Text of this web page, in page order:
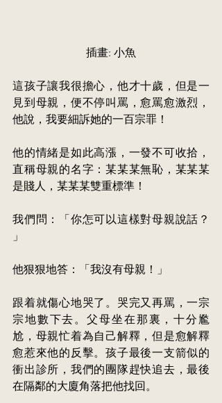
插畫: 小魚
這孩子讓我很擔心，他才十歲，但是一
見到母親，便不停叫罵，愈罵愈激烈，
他說，我要細訴她的一百宗罪！
他的情緒是如此高漲，一發不可收拾，
直稱母親的名字：某某某無恥，某某某
是賤人，某某某雙重標準！
我們問：「你怎可以這樣對母親說話？
」
他狠狠地答：「我沒有母親！」
跟着就傷心地哭了。哭完又再罵，一宗
宗地數下去。父母坐在那裏，十分尷
尬，母親忙着為自己解釋，但是愈解釋
愈惹來他的反擊。孩子最後一支箭似的
衝出診所，我們的團隊趕快追去，最後
在隔鄰的大廈角落把他找回。